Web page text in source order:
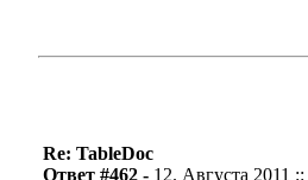
Re: TableDoc
Ответ #462 - 12. Августа 2011